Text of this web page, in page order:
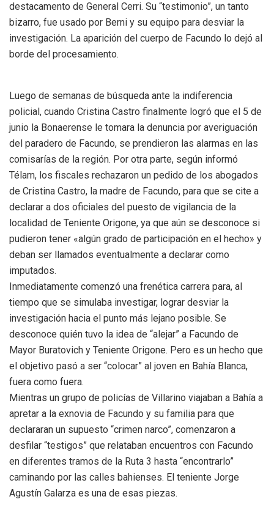
destacamento de General Cerri. Su “testimonio”, un tanto
bizarro, fue usado por Berni y su equipo para desviar la
investigación. La aparición del cuerpo de Facundo lo dejó al
borde del procesamiento.
Luego de semanas de búsqueda ante la indiferencia
policial, cuando Cristina Castro finalmente logró que el 5 de
junio la Bonaerense le tomara la denuncia por averiguación
del paradero de Facundo, se prendieron las alarmas en las
comisarías de la región. Por otra parte, según informó
Télam, los fiscales rechazaron un pedido de los abogados
de Cristina Castro, la madre de Facundo, para que se cite a
declarar a dos oficiales del puesto de vigilancia de la
localidad de Teniente Origone, ya que aún se desconoce si
pudieron tener «algún grado de participación en el hecho» y
deban ser llamados eventualmente a declarar como
imputados.
Inmediatamente comenzó una frenética carrera para, al
tiempo que se simulaba investigar, lograr desviar la
investigación hacia el punto más lejano posible. Se
desconoce quién tuvo la idea de “alejar” a Facundo de
Mayor Buratovich y Teniente Origone. Pero es un hecho que
el objetivo pasó a ser “colocar” al joven en Bahía Blanca,
fuera como fuera.
Mientras un grupo de policías de Villarino viajaban a Bahía a
apretar a la exnovia de Facundo y su familia para que
declararan un supuesto “crimen narco”, comenzaron a
desfilar “testigos” que relataban encuentros con Facundo
en diferentes tramos de la Ruta 3 hasta “encontrarlo”
caminando por las calles bahienses. El teniente Jorge
Agustín Galarza es una de esas piezas.